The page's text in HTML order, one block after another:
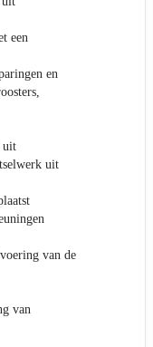
een
en
uit
uit
van de
van